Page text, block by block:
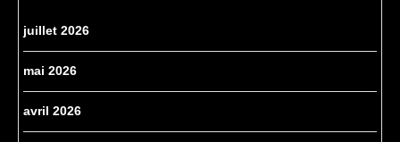
juillet 2026
mai 2026
avril 2026